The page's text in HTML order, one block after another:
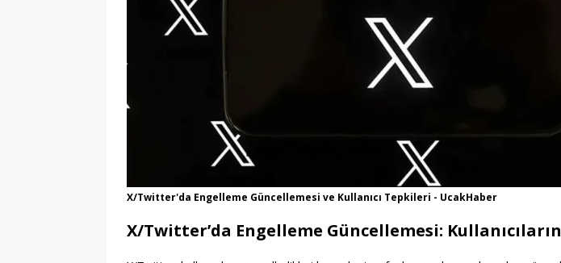
X/Twitter'da Engelleme Güncellemesi ve Kullanıcı Tepkileri - UcakHaber
X/Twitter’da Engelleme Güncellemesi: